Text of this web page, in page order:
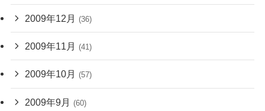
2009年12月 (36)
2009年11月 (41)
2009年10月 (57)
2009年9月 (60)